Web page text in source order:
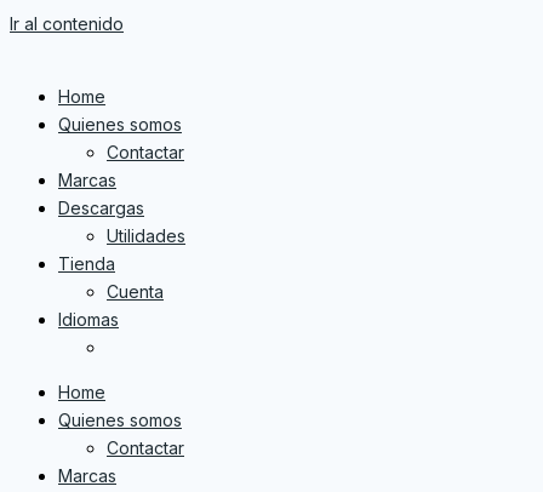
Ir al contenido
Home
Quienes somos
Contactar
Marcas
Descargas
Utilidades
Tienda
Cuenta
Idiomas
Home
Quienes somos
Contactar
Marcas